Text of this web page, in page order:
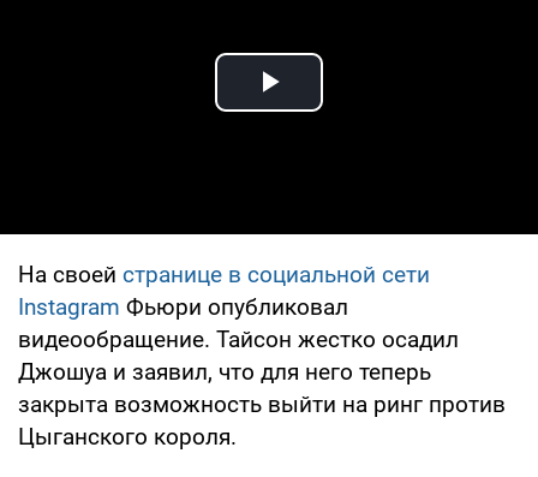
Play Video
На своей странице в социальной сети
Instagram Фьюри опубликовал
видеообращение. Тайсон жестко осадил
Джошуа и заявил, что для него теперь
закрыта возможность выйти на ринг против
Цыганского короля.